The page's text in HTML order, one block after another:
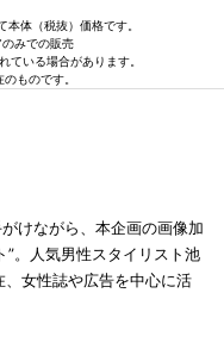
体（税抜）価格です。
みでの販売
ている場合があります。
ものです。
けながら、本企画の画像加
”。人気男性スタイリスト池
女性誌や広告を中心に活